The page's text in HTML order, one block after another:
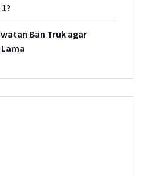
Ban Truk agar